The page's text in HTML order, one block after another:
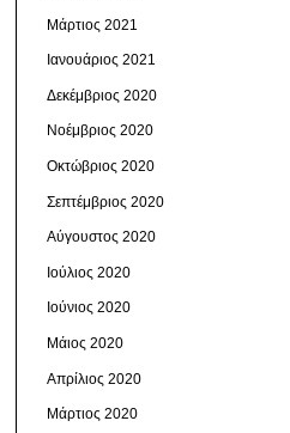
Μάρτιος 2021
Ιανουάριος 2021
Δεκέμβριος 2020
Νοέμβριος 2020
Οκτώβριος 2020
Σεπτέμβριος 2020
Αύγουστος 2020
Ιούλιος 2020
Ιούνιος 2020
Μάιος 2020
Απρίλιος 2020
Μάρτιος 2020